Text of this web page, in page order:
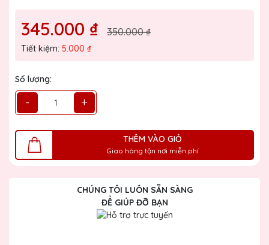
345.000 ₫ 350.000 ₫
Tiết kiệm: 5.000 ₫
Số lượng:
- +
THÊM VÀO GIỎ
Giao hàng tận nơi miễn phí
CHÚNG TÔI LUÔN SẴN SÀNG
ĐỂ GIÚP ĐỠ BẠN